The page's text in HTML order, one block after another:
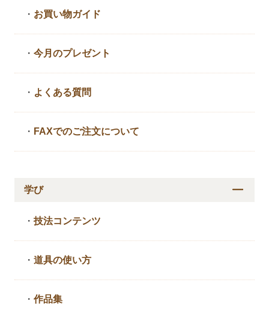
・ お買い物ガイド
・今月のプレゼント
・ よくある質問
・ FAXでのご注文について
学び
・技法コンテンツ
・道具の使い方
・作品集